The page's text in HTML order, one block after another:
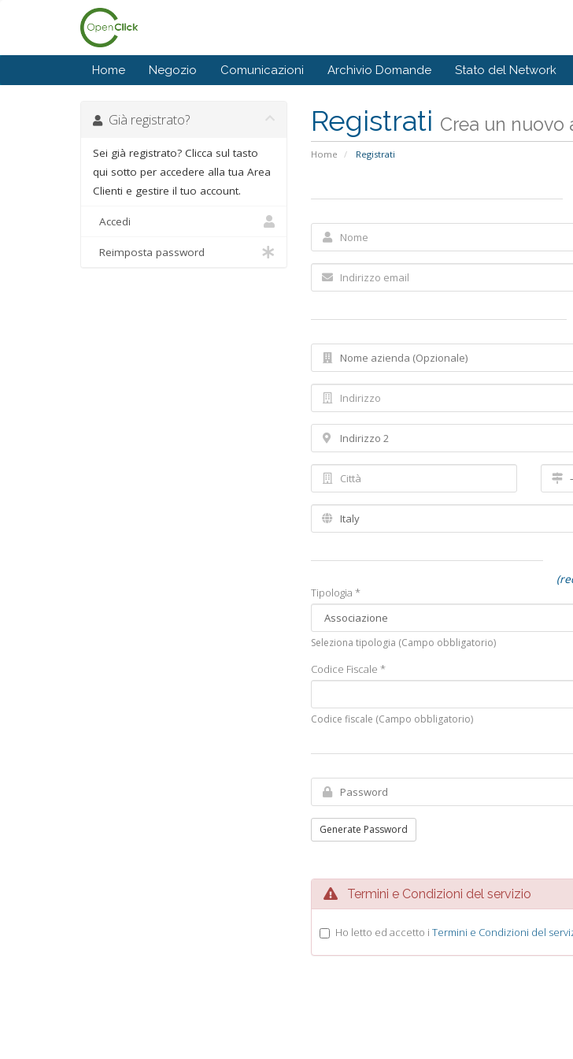
Home Negozio Comunicazioni Archivio Domande Stato del Network
Registrati Crea un nuovo
Home Registrati
Già registrato?
Sei già registrato? Clicca sul tasto
qui sotto per accedere alla tua Area
Clienti e gestire il tuo account.
Accedi
Reimposta password
Tipologia *
Seleziona tipologia (Campo obbligatorio)
Codice Fiscale *
Codice fiscale (Campo obbligatorio)
Generate Password
Termini e Condizioni del servizio
Ho letto ed accetto i Termini e Condizioni del